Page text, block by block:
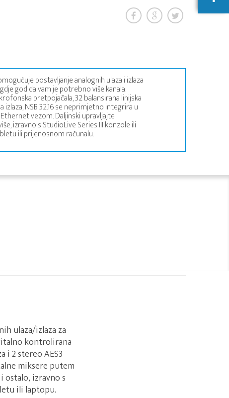
postavljanje analognih ulaza i izlaza
god da vam je potrebno više kanala.
pretpojačala, 32 balansirana linijska
izlaza, NSB 32.16 se neprimjetno integrira u
vezom. Daljinski upravljajte
izravno s StudioLive Series III konzole ili
ili prijenosnom računalu.
ulaza/izlaza za
kontrolirana
i 2 stereo AES3
miksere putem
ostalo, izravno s
ili laptopu.